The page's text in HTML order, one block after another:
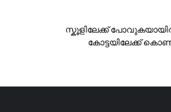
സ്കൂളിലേക്ക്
കോട്ടയിലേക്ക്